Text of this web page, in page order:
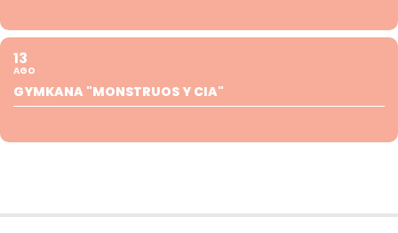
13
AGO
GYMKANA "MONSTRUOS Y CIA"